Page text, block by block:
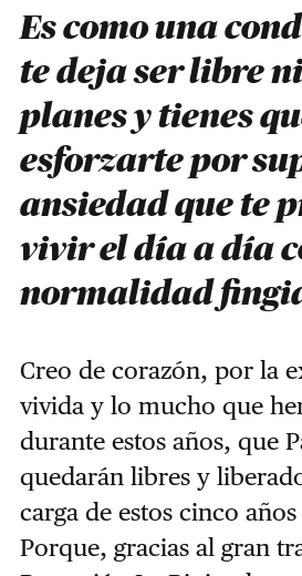
Es como una
te deja ser libre
planes y tienes
esforzarte por
ansiedad que te
vivir el día a día
normalidad
Creo de corazón, por la
vivida y lo mucho que
durante estos años, que
quedarán libres y
carga de estos cinco
Porque, gracias al gran